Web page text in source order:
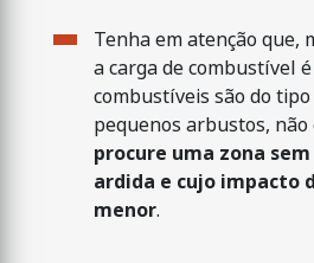
Tenha em atenção que,
a carga de combustível
combustíveis são do
pequenos arbustos,
procure uma zona
ardida e cujo impacto
menor.